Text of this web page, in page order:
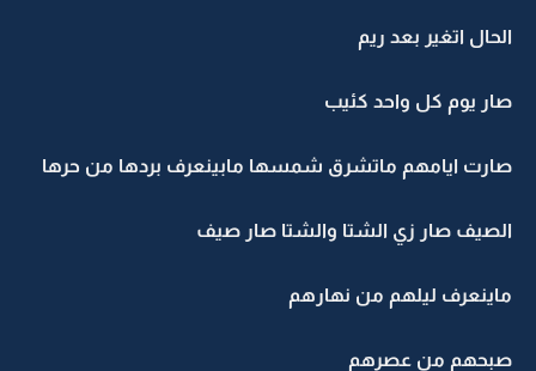
الحال اتغير بعد ريم
صار يوم كل واحد كئيب
صارت ايامهم ماتشرق شمسها مابينعرف بردها من حرها
الصيف صار زي الشتا والشتا صار صيف
ماينعرف ليلهم من نهارهم
صبحهم من عصرهم